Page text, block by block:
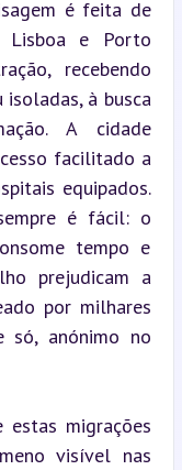
é feita de
Lisboa e Porto
recebendo
à busca
A cidade
facilitado a
equipados.
é fácil: o
tempo e
prejudicam a
por milhares
só, anónimo no
estas migrações
visível nas